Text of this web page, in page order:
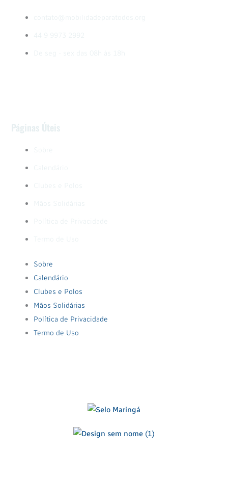
Páginas Úteis
Sobre
Calendário
Clubes e Polos
Mãos Solidárias
Política de Privacidade
Termo de Uso
Sobre
Calendário
Clubes e Polos
Mãos Solidárias
Política de Privacidade
Termo de Uso
contato@mobilidadeparatodos.org
44 9 9973 2992
De seg - sex das 08h às 18h